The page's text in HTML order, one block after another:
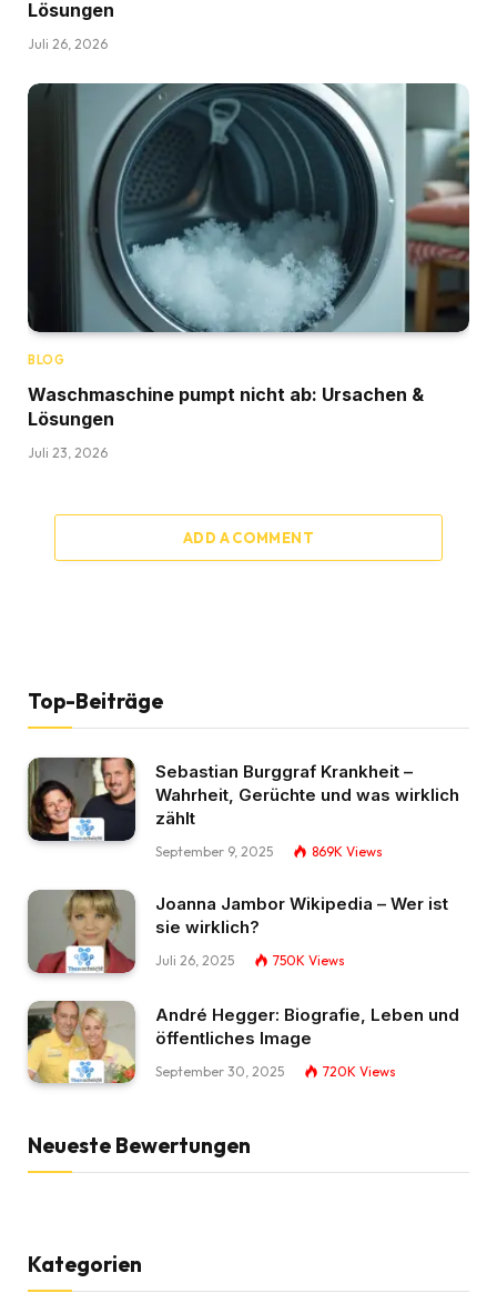
Lösungen
Juli 26, 2026
BLOG
Waschmaschine pumpt nicht ab: Ursachen &
Lösungen
Juli 23, 2026
ADD A COMMENT
Top-Beiträge
Sebastian Burggraf Krankheit –
Wahrheit, Gerüchte und was wirklich
zählt
September 9, 2025 869K Views
Joanna Jambor Wikipedia – Wer ist
sie wirklich?
Juli 26, 2025 750K Views
André Hegger: Biografie, Leben und
öffentliches Image
September 30, 2025 720K Views
Neueste Bewertungen
Kategorien